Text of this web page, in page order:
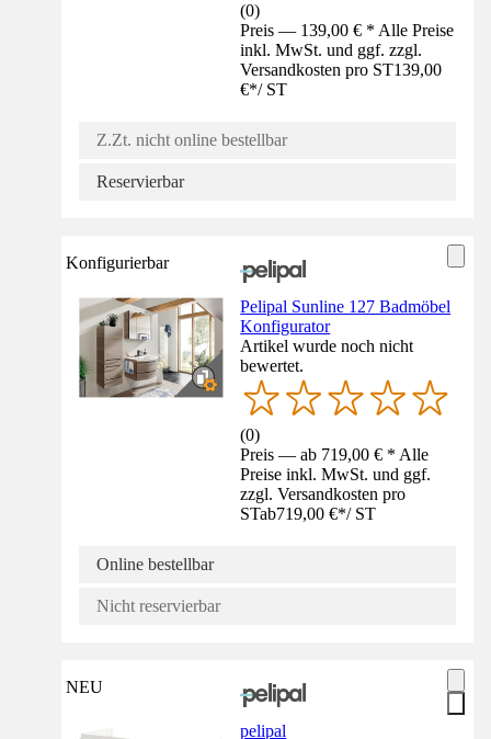
(0)
Preis — 139,00 € * Alle Preise
inkl. MwSt. und ggf. zzgl.
Versandkosten pro ST139,00
€*/ ST
Z.Zt. nicht online bestellbar
Reservierbar
Konfigurierbar
Pelipal Sunline 127 Badmöbel
Konfigurator
Artikel wurde noch nicht
bewertet.
(0)
Preis — ab 719,00 € * Alle
Preise inkl. MwSt. und ggf.
zzgl. Versandkosten pro
STab719,00 €*/ ST
Online bestellbar
Nicht reservierbar
NEU
pelipal